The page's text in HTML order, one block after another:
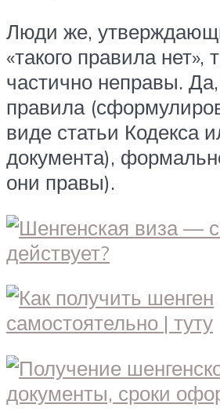
Люди же,
«такого правила нет»,
частично неправы. Да,
правила
виде статьи Кодекса
документа),
они правы).